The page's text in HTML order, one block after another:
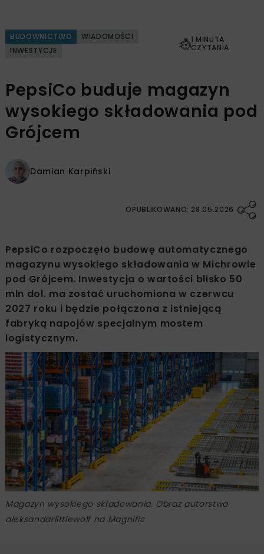
BUDOWNICTWO
WIADOMOŚCI
INWESTYCJE
1 MINUTA
CZYTANIA
PepsiCo buduje magazyn
wysokiego składowania pod
Grójcem
Damian Karpiński
OPUBLIKOWANO: 28.05.2026
PepsiCo rozpoczęło budowę automatycznego
magazynu wysokiego składowania w Michrowie
pod Grójcem. Inwestycja o wartości blisko 50
mln dol. ma zostać uruchomiona w czerwcu
2027 roku i będzie połączona z istniejącą
fabryką napojów specjalnym mostem
logistycznym.
Magazyn wysokiego składowania. Obraz autorstwa
aleksandarlittlewolf na Magnific